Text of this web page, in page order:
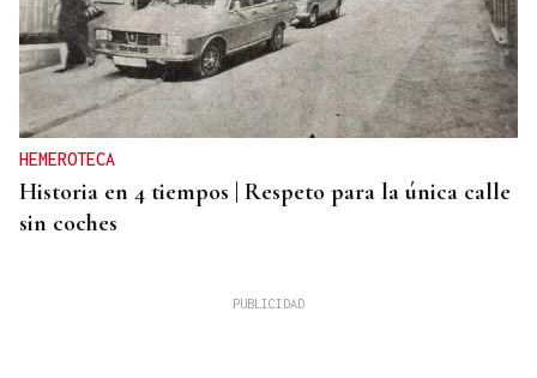
HEMEROTECA
Historia en 4 tiempos | Respeto para la única calle
sin coches